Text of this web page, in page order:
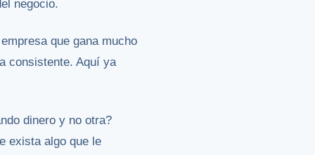
negocio.
que gana mucho
consistente. Aquí ya
dinero y no otra?
exista algo que le